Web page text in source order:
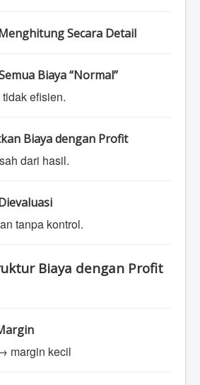
Secara Detail
Biaya “Normal”
efisien.
Biaya dengan Profit
dari hasil.
tanpa kontrol.
Biaya dengan Profit
margin kecil